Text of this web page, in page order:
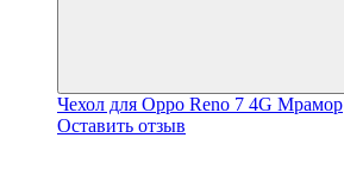
Чехол для Oppo Reno 7 4G Мрамор
Оставить отзыв